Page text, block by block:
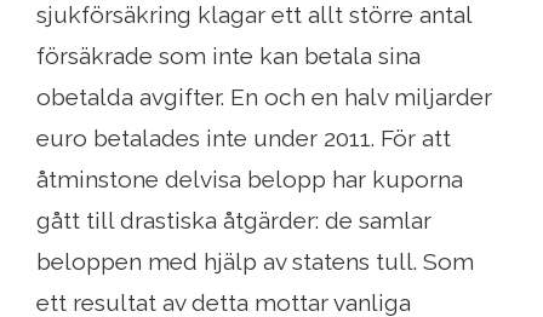
sjukförsäkring klagar ett allt större antal
försäkrade som inte kan betala sina
obetalda avgifter. En och en halv miljarder
euro betalades inte under 2011. För att
åtminstone delvisa belopp har kuporna
gått till drastiska åtgärder: de samlar
beloppen med hjälp av statens tull. Som
ett resultat av detta mottar vanliga